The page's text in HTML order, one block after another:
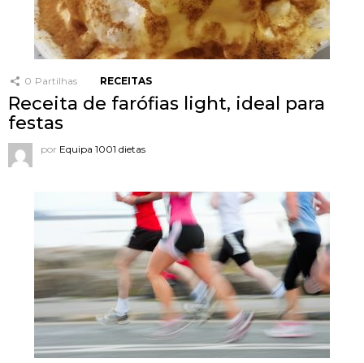
0 Partilhas RECEITAS
Receita de farófias light, ideal para
festas
por Equipa 1001 dietas